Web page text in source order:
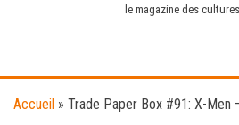
le magazine des
Accueil » Trade Paper Box #91: X-Men